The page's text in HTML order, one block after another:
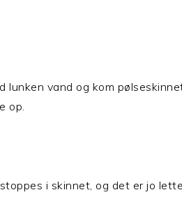
lunken vand og kom
op.
i skinnet, og det er jo